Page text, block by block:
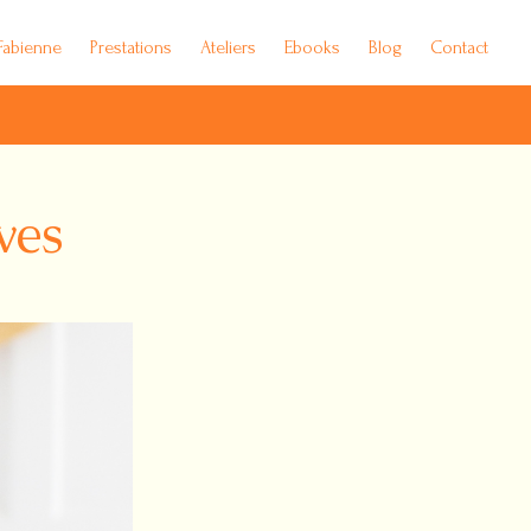
Prestations Ateliers Ebooks Blog Contact